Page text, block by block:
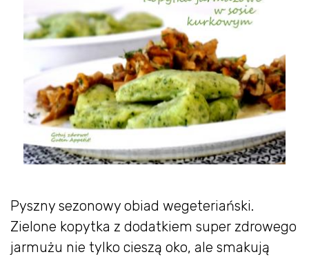
Pyszny sezonowy obiad wegeteriański.
Zielone kopytka z dodatkiem super zdrowego
jarmużu nie tylko cieszą oko, ale smakują